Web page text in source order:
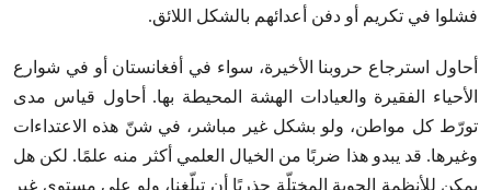
فشلوا في تكريم أو دفن أعدائهم بالشكل اللائق.
أحاول استرجاع حروبنا الأخيرة، سواء في أفغانستان أو في شوارع
الأحياء الفقيرة والعيادات الهشة المحيطة بها. أحاول قياس مدى
تورّط كل مواطن، ولو بشكل غير مباشر، في شنّ هذه الاعتداءات
وغيرها. قد يبدو هذا ضربًا من الخيال العلمي أكثر منه علمًا. لكن هل
يمكن للأنظمة الجوية المختلّة جذريًا أن تبلّغنا، ولو على مستوى غير